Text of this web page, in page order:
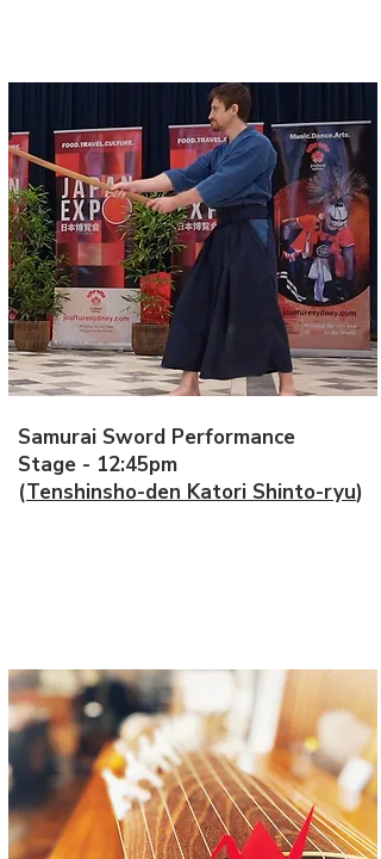
Samurai Sword Performance
Stage - 12:45pm
(Tenshinsho-den Katori Shinto-ryu)